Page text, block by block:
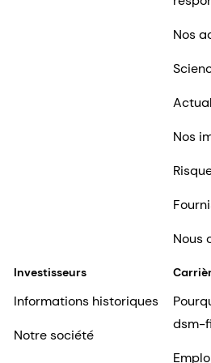
Nos
Nos
Nous
Investisseurs
Informations historiques
Notre société
dsm-